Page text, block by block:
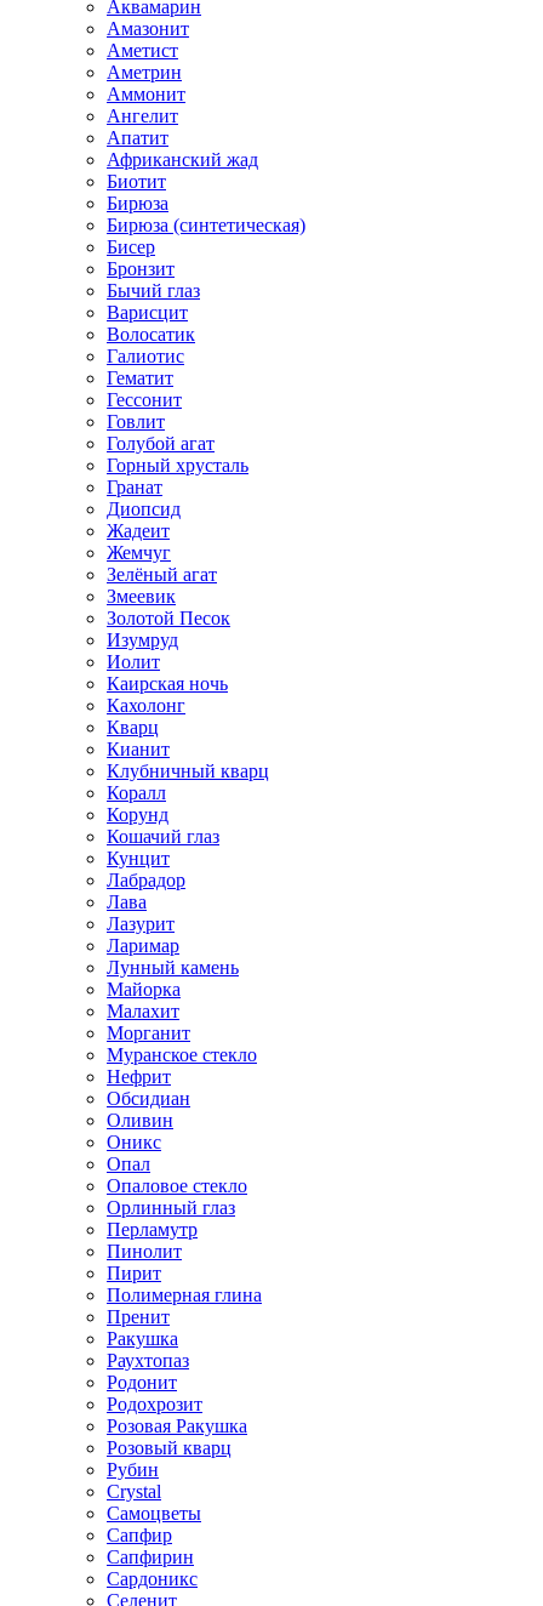
Аквамарин
Амазонит
Аметист
Аметрин
Аммонит
Ангелит
Апатит
Африканский жад
Биотит
Бирюза
Бирюза (синтетическая)
Бисер
Бронзит
Бычий глаз
Варисцит
Волосатик
Галиотис
Гематит
Гессонит
Говлит
Голубой агат
Горный хрусталь
Гранат
Диопсид
Жадеит
Жемчуг
Зелёный агат
Змеевик
Золотой Песок
Изумруд
Иолит
Каирская ночь
Кахолонг
Кварц
Кианит
Клубничный кварц
Коралл
Корунд
Кошачий глаз
Кунцит
Лабрадор
Лава
Лазурит
Ларимар
Лунный камень
Майорка
Малахит
Морганит
Муранское стекло
Нефрит
Обсидиан
Оливин
Оникс
Опал
Опаловое стекло
Орлинный глаз
Перламутр
Пинолит
Пирит
Полимерная глина
Пренит
Ракушка
Раухтопаз
Родонит
Родохрозит
Розовая Ракушка
Розовый кварц
Рубин
Сrystal
Самоцветы
Сапфир
Сапфирин
Сардоникс
Селенит